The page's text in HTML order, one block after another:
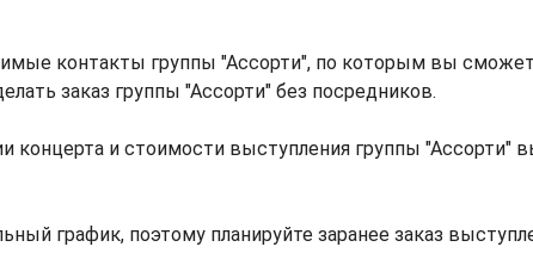
контакты группы "Ассорти", по которым вы
заказ группы "Ассорти" без посредников.
концерта и стоимости выступления группы "Ассорти"
график, поэтому планируйте заранее заказ